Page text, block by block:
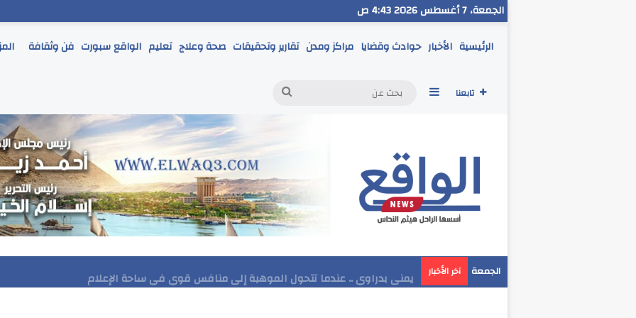
الجمعة، 7 أغسطس 2026 4:43 ص
الرئيسية الأخبار حوادث وقضايا مراكز ومدن تقارير وتحقيقات صحة وعلاج تعليم الواقع سبورت فن وثقافة
تابعنا إضافة عمود جانبي
بحث
الجمعة آخر الأخبار مدير تعليم البحر الاحمر يتابع انطلاق امتحانات الشهادة الإعدادية ويؤكد: الانضباط